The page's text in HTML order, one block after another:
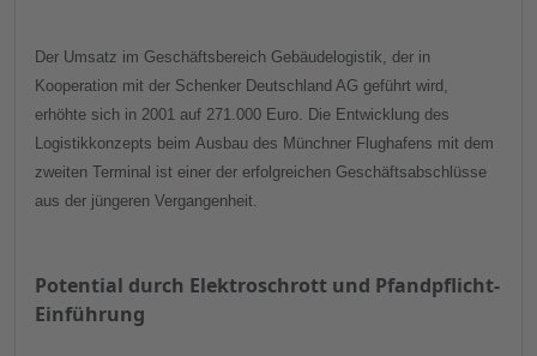
Der Umsatz im Geschäftsbereich Gebäudelogistik, der in
Kooperation mit der Schenker Deutschland AG geführt wird,
erhöhte sich in 2001 auf 271.000 Euro. Die Entwicklung des
Logistikkonzepts beim Ausbau des Münchner Flughafens mit dem
zweiten Terminal ist einer der erfolgreichen Geschäftsabschlüsse
aus der jüngeren Vergangenheit.
Potential durch Elektroschrott und Pfandpflicht-
Einführung